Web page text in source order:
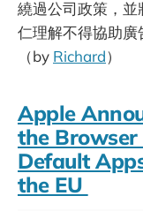
繞過公司政策，
仁理解不得協助廣
（by Richard）
Apple
the Browser
Default
the EU